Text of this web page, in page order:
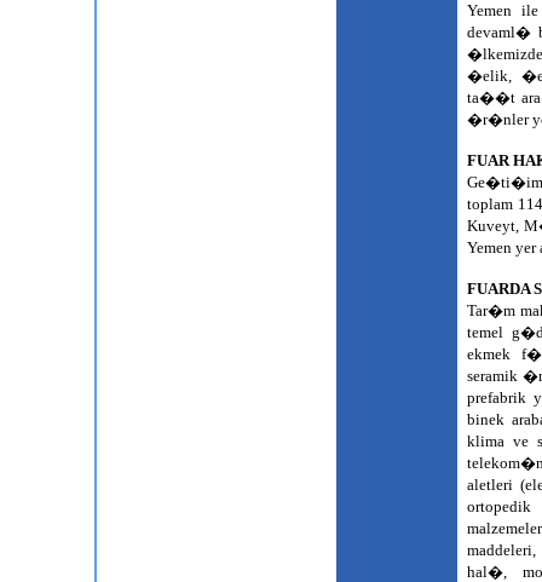
Yemen
devaml�
�elik,
ta��t
�r�nler
FUAR
toplam
Kuveyt,
Yemen
FUARDA
Tar�m
temel
ekmek
seramik
prefabrik
binek
klima ve
aletleri
hal�,